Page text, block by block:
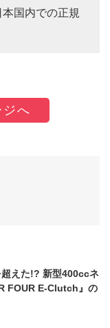
国内での正規
ジへ
えた!? 新型400ccネ
FOUR E-Clutch』の